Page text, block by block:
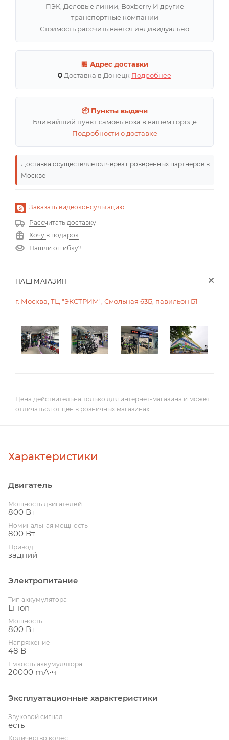
ПЭК, Деловые линии, Boxberry И другие
транспортные компании
Стоимость рассчитывается индивидуально
🏪 Адрес доставки
Доставка в Донецк Подробнее
📦 Пункты выдачи
Ближайший пункт самовывоза в вашем городе
Подробности о доставке
Доставка осуществляется через проверенных партнеров в
Москве
Заказать видеоконсультацию
Рассчитать доставку
Хочу в подарок
Нашли ошибку?
НАШ МАГАЗИН
г. Москва, ТЦ "ЭКСТРИМ", Смольная 63Б, павильон Б1
Цена действительна только для интернет-магазина и может
отличаться от цен в розничных магазинах
Характеристики
Двигатель
Мощность двигателей
800 Вт
Номинальная мощность
800 Вт
Привод
задний
Электропитание
Тип аккумулятора
Li-ion
Мощность
800 Вт
Напряжение
48 В
Емкость аккумулятора
20000 mА⋅ч
Эксплуатационные характеристики
Звуковой сигнал
есть
Количество колес